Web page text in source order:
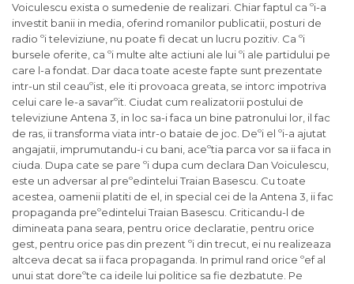
Voiculescu exista o sumedenie de realizari. Chiar faptul ca ºi-a
investit banii in media, oferind romanilor publicatii, posturi de
radio ºi televiziune, nu poate fi decat un lucru pozitiv. Ca ºi
bursele oferite, ca ºi multe alte actiuni ale lui ºi ale partidului pe
care l-a fondat. Dar daca toate aceste fapte sunt prezentate
intr-un stil ceauºist, ele iti provoaca greata, se intorc impotriva
celui care le-a savarºit. Ciudat cum realizatorii postului de
televiziune Antena 3, in loc sa-i faca un bine patronului lor, il fac
de ras, ii transforma viata intr-o bataie de joc. Deºi el ºi-a ajutat
angajatii, imprumutandu-i cu bani, aceºtia parca vor sa ii faca in
ciuda. Dupa cate se pare ºi dupa cum declara Dan Voiculescu,
este un adversar al preºedintelui Traian Basescu. Cu toate
acestea, oamenii platiti de el, in special cei de la Antena 3, ii fac
propaganda preºedintelui Traian Basescu. Criticandu-l de
dimineata pana seara, pentru orice declaratie, pentru orice
gest, pentru orice pas din prezent ºi din trecut, ei nu realizeaza
altceva decat sa ii faca propaganda. In primul rand orice ºef al
unui stat doreºte ca ideile lui politice sa fie dezbatute. Pe